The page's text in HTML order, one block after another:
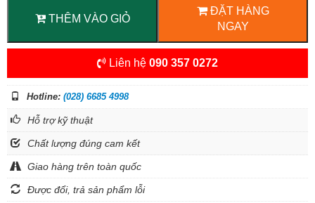
THÊM VÀO GIỎ
ĐẶT HÀNG
NGAY
Liên hệ 090 357 0272
Hotline: (028) 6685 4998
Hỗ trợ kỹ thuật
Chất lượng đúng cam kết
Giao hàng trên toàn quốc
Được đổi, trả sản phẩm lỗi